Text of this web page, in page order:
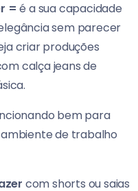
= é a sua capacidade
sem parecer
criar produções
calça jeans de
bem para
de trabalho
com shorts ou saias